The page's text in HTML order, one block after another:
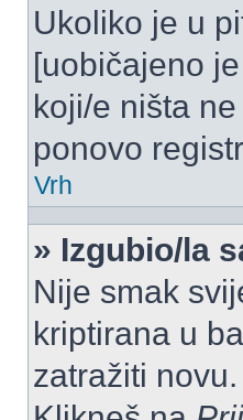
Ukoliko je u
[uobičajeno
koji/e ništa
ponovo
Vrh
» Izgubio/la
Nije smak
kriptirana u
zatražiti novu.